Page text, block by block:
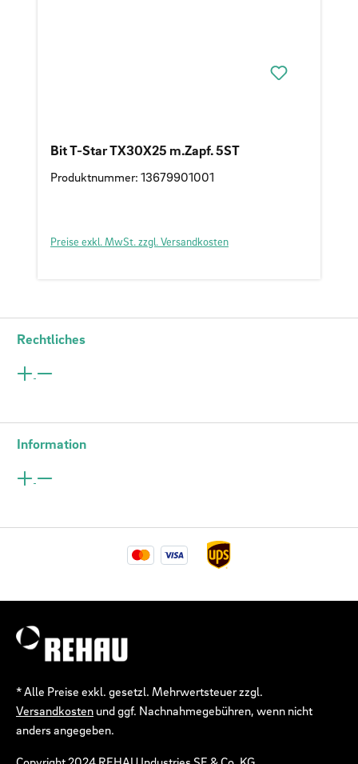
Bit T-Star TX30X25 m.Zapf. 5ST
Produktnummer: 13679901001
Preise exkl. MwSt. zzgl. Versandkosten
Rechtliches
Information
* Alle Preise exkl. gesetzl. Mehrwertsteuer zzgl.
Versandkosten und ggf. Nachnahmegebühren, wenn nicht
anders angegeben.